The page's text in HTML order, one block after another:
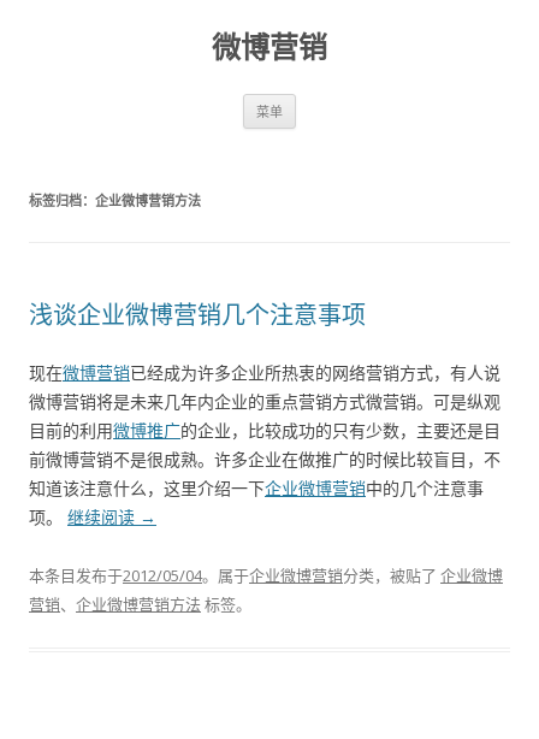
微博营销
菜单
标签归档： 企业微博营销方法
浅谈企业微博营销几个注意事项
现在微博营销已经成为许多企业所热衷的网络营销方式，有人说
微博营销将是未来几年内企业的重点营销方式微营销。可是纵观
目前的利用微博推广的企业，比较成功的只有少数，主要还是目
前微博营销不是很成熟。许多企业在做推广的时候比较盲目，不
知道该注意什么，这里介绍一下企业微博营销中的几个注意事
项。 继续阅读 →
本条目发布于2012/05/04。属于企业微博营销分类，被贴了 企业微博
营销、 企业微博营销方法 标签。